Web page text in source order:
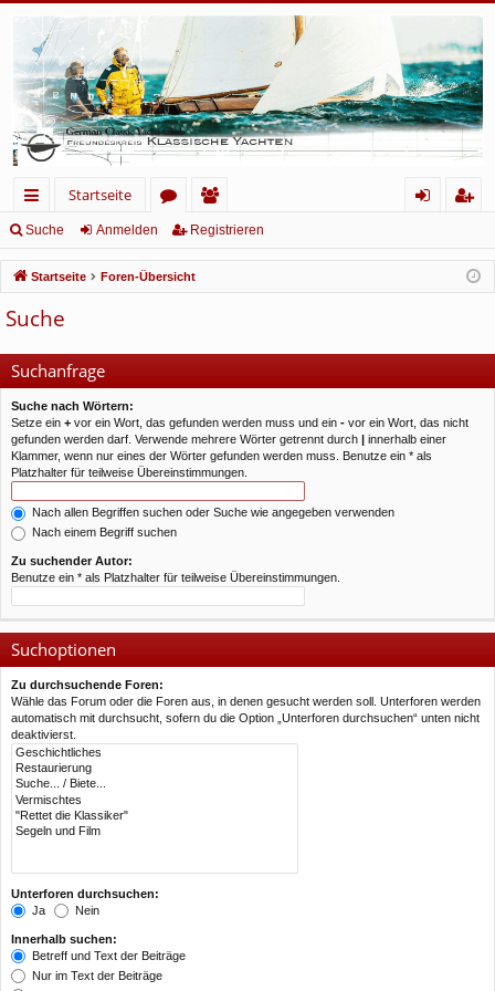
ch
ne
llz
ug
rif
f
Startseite
or
en
itg
lie
de
m
el
ist
rie
Suche Anmelden Registrieren
Startseite Foren-Übersicht
Suche
Suchanfrage
Suche nach Wörtern:
Setze ein + vor ein Wort, das gefunden werden muss und ein - vor ein Wort, das nicht
gefunden werden darf. Verwende mehrere Wörter getrennt durch | innerhalb einer
Klammer, wenn nur eines der Wörter gefunden werden muss. Benutze ein * als
Platzhalter für teilweise Übereinstimmungen.
Nach allen Begriffen suchen oder Suche wie angegeben verwenden
Nach einem Begriff suchen
Zu suchender Autor:
Benutze ein * als Platzhalter für teilweise Übereinstimmungen.
Suchoptionen
Zu durchsuchende Foren:
Wähle das Forum oder die Foren aus, in denen gesucht werden soll. Unterforen werden
automatisch mit durchsucht, sofern du die Option „Unterforen durchsuchen“ unten nicht
deaktivierst.
Unterforen durchsuchen:
Ja
Nein
Innerhalb suchen:
Betreff und Text der Beiträge
Nur im Text der Beiträge